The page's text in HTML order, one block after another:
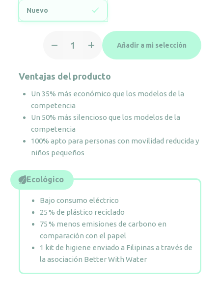
Nuevo
Exp'Air
cantidad
Añadir a mi selección
Ventajas del producto
Un 35% más económico que los modelos de la
competencia
Un 50% más silencioso que los modelos de la
competencia
100% apto para personas con movilidad reducida y
niños pequeños
Ecológico
Bajo consumo eléctrico
25 % de plástico reciclado
75 % menos emisiones de carbono en
comparación con el papel
1 kit de higiene enviado a Filipinas a través de
la asociación Better With Water